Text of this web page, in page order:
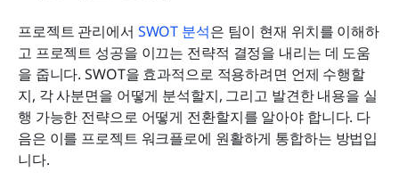
프로젝트 관리에서 SWOT 분석은 팀이 현재 위치를 이해하
고 프로젝트 성공을 이끄는 전략적 결정을 내리는 데 도움
을 줍니다. SWOT을 효과적으로 적용하려면 언제 수행할
지, 각 사분면을 어떻게 분석할지, 그리고 발견한 내용을 실
행 가능한 전략으로 어떻게 전환할지를 알아야 합니다. 다
음은 이를 프로젝트 워크플로에 원활하게 통합하는 방법입
니다.